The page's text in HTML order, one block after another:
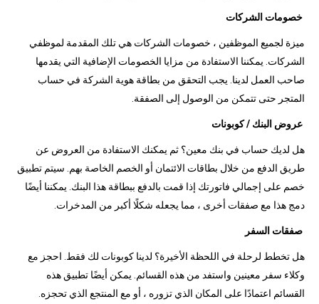
خصومات الشركات
ميزة لجميع الموظفين ، خصومات الشركات هي تلك المقدمة لموظفي
الشركات. يمكننا الاستفادة من مزايا الخصومات الإضافية التي يقدمها
صاحب العمل لدينا. يجب التحقق من بطاقة هوية الشركة في حساب
المتجر حتى تتمكن من الوصول إلى الصفقة.
عروض البنك / كوبونات
هل لديك حساب في بنك معين؟ ثم يمكنك الاستفادة من العروض عن
طريق الدفع من خلال بطاقات الائتمان أو الخصم الخاصة بهم. سيتم تطبيق
خصم على إجمالي فاتورتك إذا قمت بالدفع ببطاقة هذا البنك. يمكننا أيضًا
دمج هذا مع صفقات أخرى ، مما يجعله شكلًا أكبر من المدخرات.
صفقات السفر
هل تخطط لرحلة في اللحظة الأخيرة؟ لدينا كوبونات لك فقط. احجز مع
وكلاء سفر معينين واستفد من هذه القسائم. يمكن أيضًا تطبيق هذه
القسائم اعتمادًا على المكان الذي تزوره ، أو مع المنتجع الذي تحجزه.